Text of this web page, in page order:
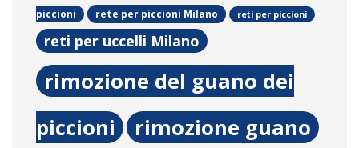
piccioni rete per piccioni Milano reti per piccioni
reti per uccelli Milano
rimozione del guano dei
piccioni
rimozione guano